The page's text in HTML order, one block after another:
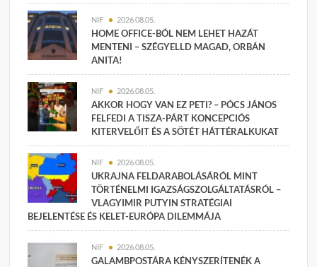
NIF 2026.08.05.
HOME OFFICE-BÓL NEM LEHET HAZÁT
MENTENI – SZÉGYELLD MAGAD, ORBÁN
ANITA!
NIF 2026.08.05.
AKKOR HOGY VAN EZ PETI? – PÓCS JÁNOS
FELFEDI A TISZA-PÁRT KONCEPCIÓS
KITERVELŐIT ÉS A SÖTÉT HÁTTÉRALKUKAT
NIF 2026.08.05.
UKRAJNA FELDARABOLÁSÁRÓL MINT
TÖRTÉNELMI IGAZSÁGSZOLGÁLTATÁSRÓL –
VLAGYIMIR PUTYIN STRATÉGIAI
BEJELENTÉSE ÉS KELET-EURÓPA DILEMMÁJA
NIF 2026.08.05.
GALAMBPOSTÁRA KÉNYSZERÍTENÉK A